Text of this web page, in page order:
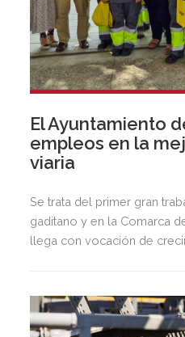
El Ayuntamiento
empleos en la
viaria
Se trata del primer gran
gaditano y en la Comarca
llega con vocación de